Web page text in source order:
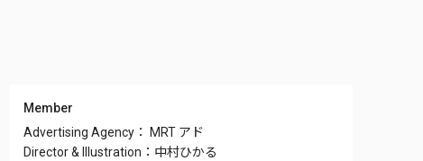
Member
Advertising Agency： MRT アド
Director & Illustration：中村ひかる